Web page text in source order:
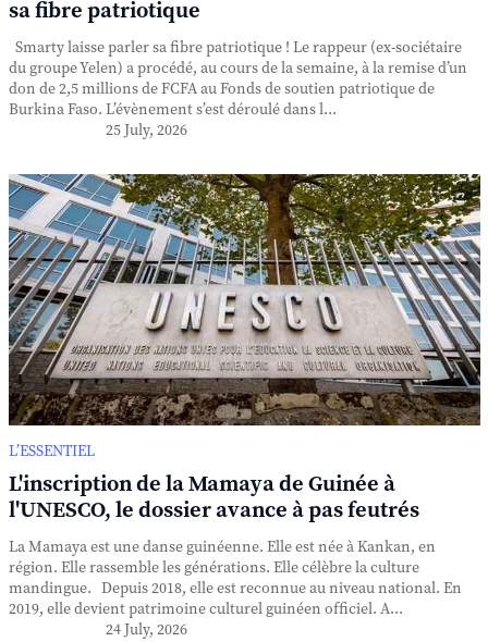
sa fibre patriotique
Smarty laisse parler sa fibre patriotique ! Le rappeur (ex-sociétaire
du groupe Yelen) a procédé, au cours de la semaine, à la remise d’un
don de 2,5 millions de FCFA au Fonds de soutien patriotique de
Burkina Faso. L’évènement s’est déroulé dans l...
25 July, 2026
L’ESSENTIEL
L'inscription de la Mamaya de Guinée à
l'UNESCO, le dossier avance à pas feutrés
La Mamaya est une danse guinéenne. Elle est née à Kankan, en
région. Elle rassemble les générations. Elle célèbre la culture
mandingue. Depuis 2018, elle est reconnue au niveau national. En
2019, elle devient patrimoine culturel guinéen officiel. A...
24 July, 2026